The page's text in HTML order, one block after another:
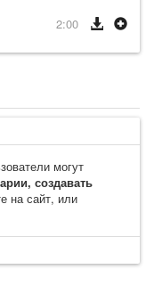
2:00
могут
создавать
на сайт, или